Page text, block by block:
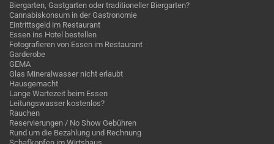
Biergarten, Gastgarten oder traditioneller Biergarten?
Cannabiskonsum in der Gastronomie
Eintrittsgeld im Restaurant
Essen ins Hotel bestellen
Fotografieren von Essen im Restaurant
Garderobe
GEMA
Glas Mineralwasser nicht erlaubt
Hausgemacht
Lange Wartezeit beim Essen
Leitungswasser kostenlos?
Rauchen
Reservierungen / No Show Gebühren
Rund um die Bezahlung und Rechnung